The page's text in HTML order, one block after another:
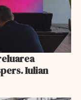
Iulian